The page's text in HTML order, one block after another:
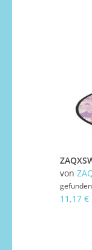
von
11,17 €